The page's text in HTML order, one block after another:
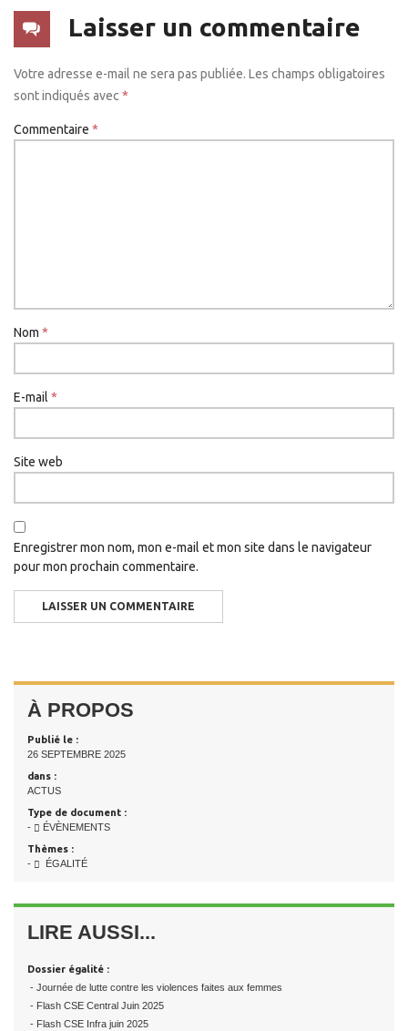
Laisser un commentaire
Votre adresse e-mail ne sera pas publiée. Les champs obligatoires
sont indiqués avec *
Commentaire *
Nom *
E-mail *
Site web
Enregistrer mon nom, mon e-mail et mon site dans le navigateur
pour mon prochain commentaire.
À PROPOS
Publié le :
26 SEPTEMBRE 2025
dans :
ACTUS
Type de document :
-
ÉVÈNEMENTS
Thèmes :
-
ÉGALITÉ
LIRE AUSSI...
Dossier égalité :
- Journée de lutte contre les violences faites aux femmes
- Flash CSE Central Juin 2025
- Flash CSE Infra juin 2025